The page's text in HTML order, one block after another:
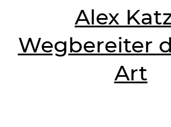
Alex
Wegbereiter
Art